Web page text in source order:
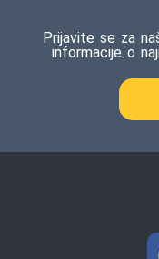
Prijavite se za
informacije o